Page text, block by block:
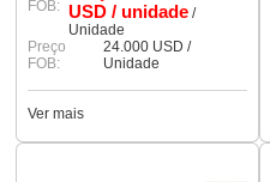
FOB: USD / unidade/
Unidade
Preço
FOB:
24.000 USD /
Unidade
Ver mais